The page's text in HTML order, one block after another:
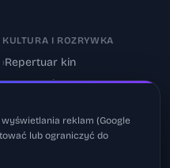
KULTURA I ROZRYWKA
›Repertuar kin
›Aktualności: Kultura
reklam (Google
lub ograniczyć do